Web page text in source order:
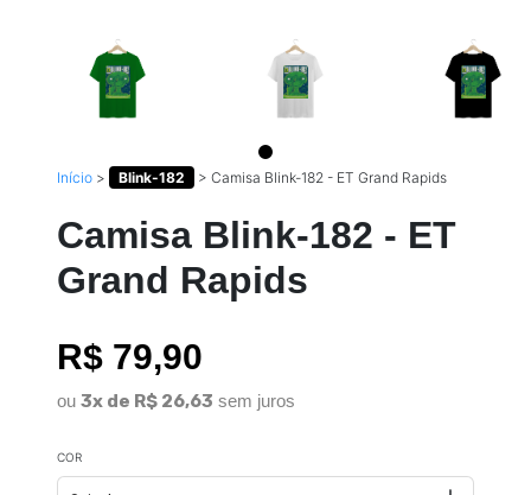
Início > Blink-182 > Camisa Blink-182 - ET Grand Rapids
Camisa Blink-182 - ET
Grand Rapids
R$ 79,90
ou 3x de R$ 26,63 sem juros
COR